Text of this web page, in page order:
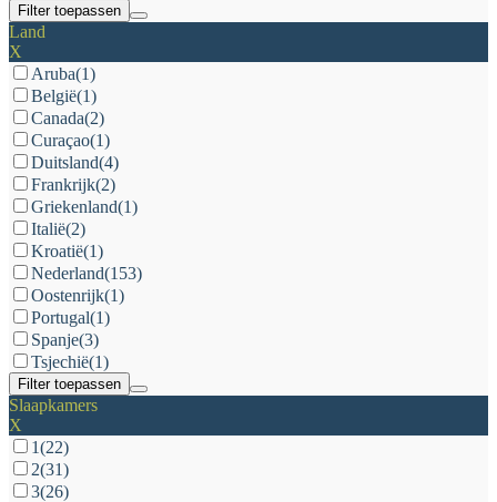
Filter toepassen
Land
X
Aruba(1)
België(1)
Canada(2)
Curaçao(1)
Duitsland(4)
Frankrijk(2)
Griekenland(1)
Italië(2)
Kroatië(1)
Nederland(153)
Oostenrijk(1)
Portugal(1)
Spanje(3)
Tsjechië(1)
Filter toepassen
Slaapkamers
X
1(22)
2(31)
3(26)